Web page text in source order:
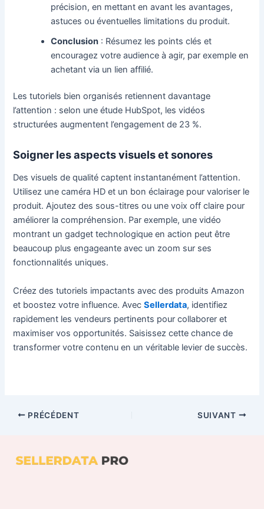
précision, en mettant en avant les avantages,
astuces ou éventuelles limitations du produit.
Conclusion : Résumez les points clés et
encouragez votre audience à agir, par exemple en
achetant via un lien affilié.
Les tutoriels bien organisés retiennent davantage
l’attention : selon une étude HubSpot, les vidéos
structurées augmentent l’engagement de 23 %.
Soigner les aspects visuels et sonores
Des visuels de qualité captent instantanément l’attention.
Utilisez une caméra HD et un bon éclairage pour valoriser le
produit. Ajoutez des sous-titres ou une voix off claire pour
améliorer la compréhension. Par exemple, une vidéo
montrant un gadget technologique en action peut être
beaucoup plus engageante avec un zoom sur ses
fonctionnalités uniques.
Créez des tutoriels impactants avec des produits Amazon
et boostez votre influence. AvecSellerdata, identifiez
rapidement les vendeurs pertinents pour collaborer et
maximiser vos opportunités. Saisissez cette chance de
transformer votre contenu en un véritable levier de succès.
PRÉCÉDENT SUIVANT